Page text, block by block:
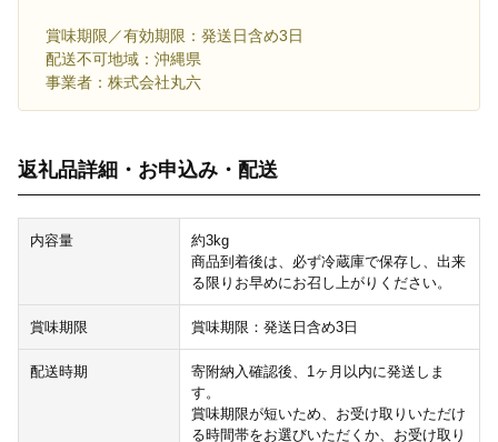
賞味期限／有効期限：発送日含め3日
配送不可地域：沖縄県
事業者：株式会社丸六
返礼品詳細・お申込み・配送
内容量
約3kg
商品到着後は、必ず冷蔵庫で保存し、出来
る限りお早めにお召し上がりください。
賞味期限 賞味期限：発送日含め3日
配送時期
寄附納入確認後、1ヶ月以内に発送しま
す。
賞味期限が短いため、お受け取りいただけ
る時間帯をお選びいただくか、お受け取り